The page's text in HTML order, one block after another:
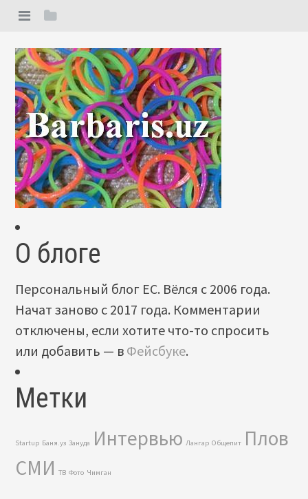
О блоге
Персональный блог ЕС. Вёлся с 2006 года.
Начат заново с 2017 года. Комментарии
отключены, если хотите что-то спросить
или добавить — в Фейсбуке.
Метки
Startup Баня.уз Зануда Интервью Лангар Общепит Плов
СМИ ТВ Фото Чимган